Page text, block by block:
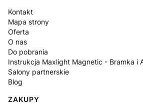
Kontakt
Mapa strony
Oferta
O nas
Do pobrania
Instrukcja Maxlight Magnetic - Bramka i
Salony partnerskie
Blog
ZAKUPY